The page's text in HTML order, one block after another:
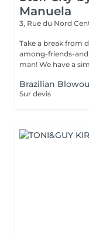
Manuela
3, Rue du Nord
Take a break from
among-friends-
man! We have
Brazilian
Sur devis